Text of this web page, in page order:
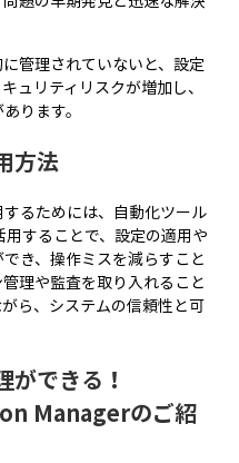
管理されていないと、設定
ュリティリスクが増加し、
ります。
方法
るためには、自動化ツール
することで、設定の適用や
き、操作ミスを減らすこと
理や監査を取り入れること
ら、システムの信頼性と可
ができる！
Managerのご紹